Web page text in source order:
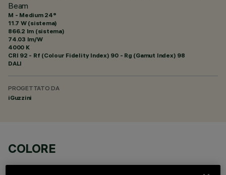
Beam
M - Medium 24°
11.7 W (sistema)
866.2 lm (sistema)
74.03 lm/W
4000 K
CRI 92 - Rf (Colour Fidelity Index) 90 - Rg (Gamut Index) 98
DALI
PROGETTATO DA
iGuzzini
COLORE